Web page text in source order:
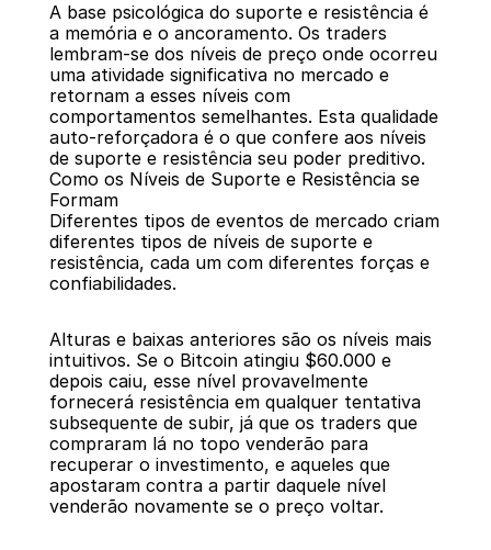
A base psicológica do suporte e resistência é
a memória e o ancoramento. Os traders
lembram-se dos níveis de preço onde ocorreu
uma atividade significativa no mercado e
retornam a esses níveis com
comportamentos semelhantes. Esta qualidade
auto-reforçadora é o que confere aos níveis
de suporte e resistência seu poder preditivo.
Como os Níveis de Suporte e Resistência se
Formam
Diferentes tipos de eventos de mercado criam
diferentes tipos de níveis de suporte e
resistência, cada um com diferentes forças e
confiabilidades.
Alturas e baixas anteriores são os níveis mais
intuitivos. Se o Bitcoin atingiu $60.000 e
depois caiu, esse nível provavelmente
fornecerá resistência em qualquer tentativa
subsequente de subir, já que os traders que
compraram lá no topo venderão para
recuperar o investimento, e aqueles que
apostaram contra a partir daquele nível
venderão novamente se o preço voltar.